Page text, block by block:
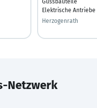
Elektrische Antriebe
Herzogenrath
Netzwerk